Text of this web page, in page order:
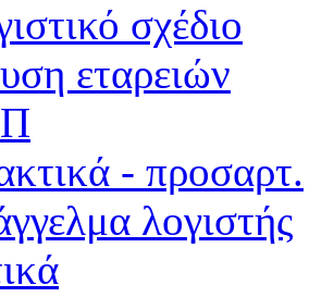
σχέδιο
εταρειών
- προσαρτ.
λογιστής